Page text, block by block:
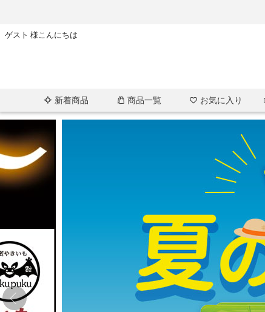
ゲスト 様こんにちは
新着商品 商品一覧 お気に入り